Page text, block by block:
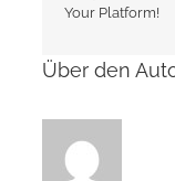
Your Platform!
Über den